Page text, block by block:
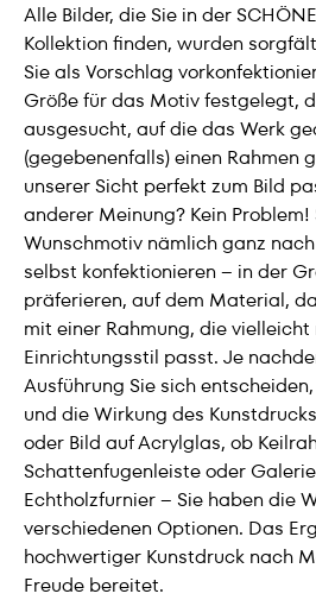
Alle Bilder, die Sie in der
Kollektion finden, wurden
Sie als Vorschlag
Größe für das Motiv festgelegt,
ausgesucht, auf die das Werk
(gegebenenfalls) einen Rahmen
unserer Sicht perfekt zum Bild
anderer Meinung? Kein Problem!
Wunschmotiv nämlich ganz
selbst konfektionieren – in der
präferieren, auf dem Material,
mit einer Rahmung, die
Einrichtungsstil passt. Je
Ausführung Sie sich
und die Wirkung des
oder Bild auf Acrylglas, ob
Schattenfugenleiste oder
Echtholzfurnier – Sie haben die
verschiedenen Optionen. Das
hochwertiger Kunstdruck nach
Freude bereitet.